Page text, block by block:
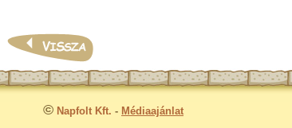
© Napfolt Kft. - Médiaajánlat